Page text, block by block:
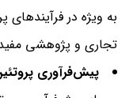
به ویژه در فرآیندهای
تجاری و پژوهشی
پیش‌فرآوری